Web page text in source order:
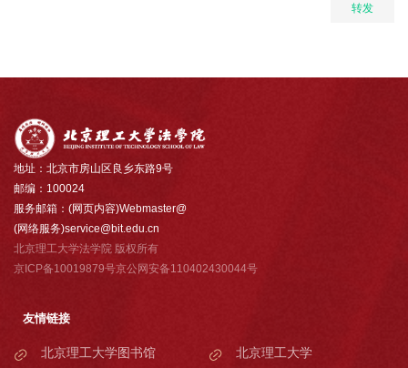
转发
地址：北京市房山区良乡东路9号
邮编：100024
服务邮箱：(网页内容)Webmaster@
(网络服务)service@bit.edu.cn
北京理工大学法学院 版权所有
京ICP备10019879号京公网安备110402430044号
友情链接
北京理工大学图书馆 北京理工大学